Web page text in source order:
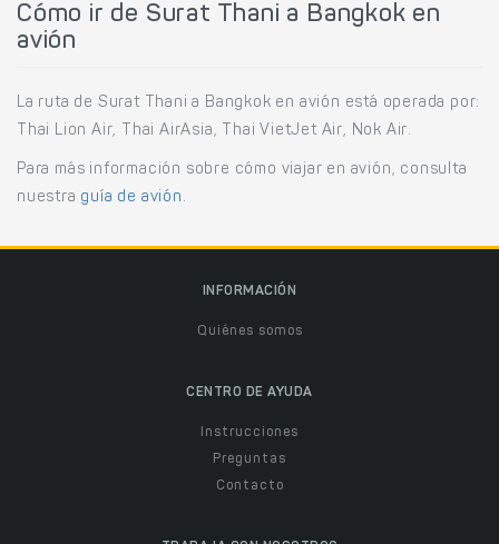
Cómo ir de Surat Thani a Bangkok en
avión
La ruta de Surat Thani a Bangkok en avión está operada por:
Thai Lion Air, Thai AirAsia, Thai VietJet Air, Nok Air.
Para más información sobre cómo viajar en avión, consulta
nuestra guía de avión .
INFORMACIÓN
Quiénes somos
CENTRO DE AYUDA
Instrucciones
Preguntas
Contacto